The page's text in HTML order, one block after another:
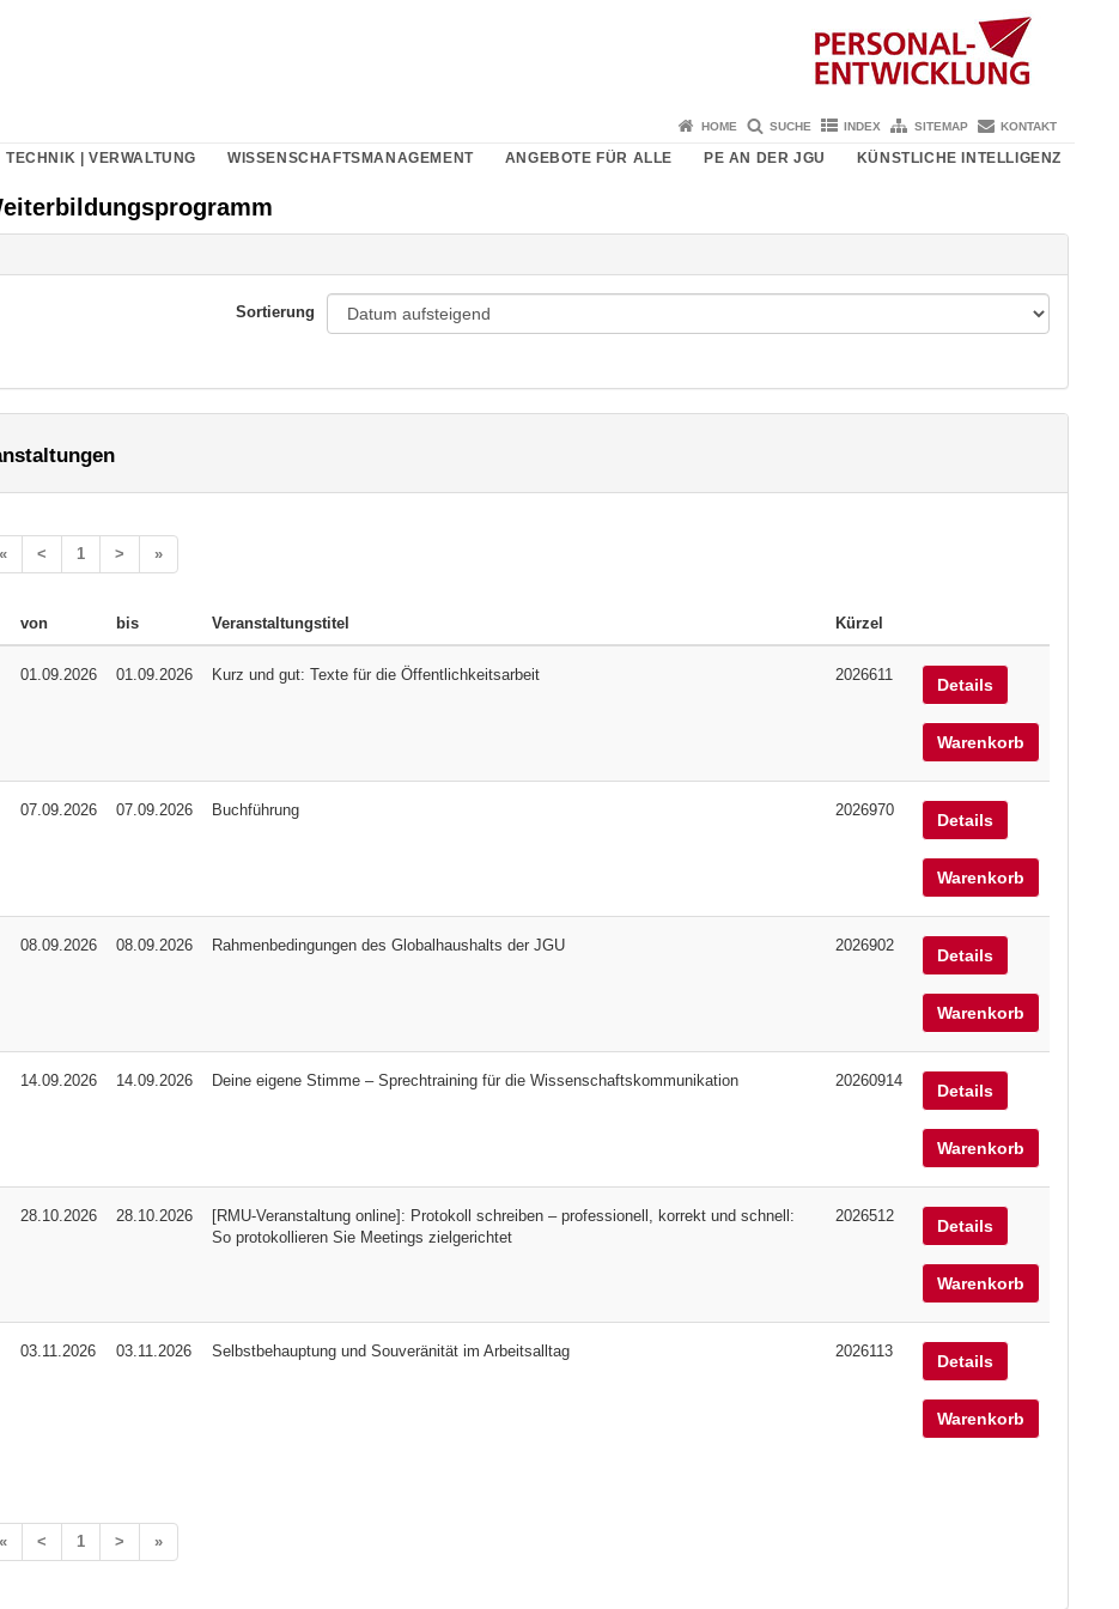
HOME SUCHE INDEX SITEMAP KONTAKT
TECHNIK | VERWALTUNG WISSENSCHAFTSMANAGEMENT ANGEBOTE FÜR ALLE PE AN DER JGU KÜNSTLICHE INTELLIGENZ
Sortierung
« < 1 > »
von bis Veranstaltungstitel Kürzel
01.09.2026 01.09.2026 Kurz und gut: Texte für die Öffentlichkeitsarbeit 2026611
Details
Warenkorb
07.09.2026 07.09.2026 Buchführung 2026970
Details
Warenkorb
08.09.2026 08.09.2026 Rahmenbedingungen des Globalhaushalts der JGU 2026902
Details
Warenkorb
14.09.2026 14.09.2026 Deine eigene Stimme – Sprechtraining für die Wissenschaftskommunikation 20260914
Details
Warenkorb
28.10.2026 28.10.2026
[RMU-Veranstaltung online]: Protokoll schreiben – professionell, korrekt und schnell:
So protokollieren Sie Meetings zielgerichtet
2026512
Details
Warenkorb
03.11.2026 03.11.2026 Selbstbehauptung und Souveränität im Arbeitsalltag 2026113
Details
Warenkorb
« < 1 > »